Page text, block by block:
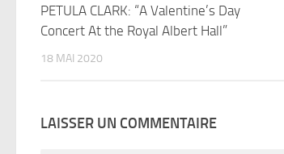
PETULA CLARK: “A Valentine’s Day
Concert At the Royal Albert Hall”
18 MAI 2020
LAISSER UN COMMENTAIRE